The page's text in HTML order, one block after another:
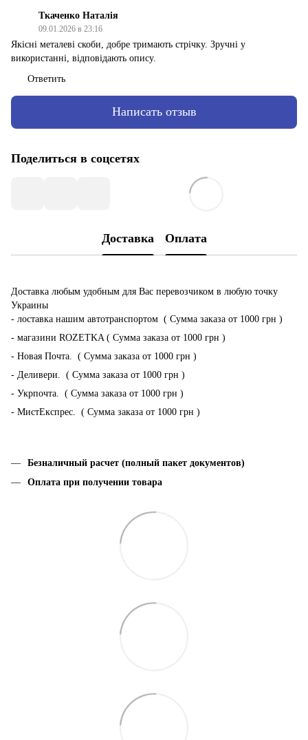
Ткаченко Наталія
09.01.2026 в 23:16
Якісні металеві скоби, добре тримають стрічку. Зручні у
використанні, відповідають опису.
Ответить
Написать отзыв
Поделиться в соцсетях
Доставка Оплата
Доставка любым удобным для Вас перевозчиком в любую точку
Украины
- лоставка нашим автотранспортом ( Сумма заказа от 1000 грн )
- магазини ROZETKA ( Сумма заказа от 1000 грн )
- Новая Почта. ( Сумма заказа от 1000 грн )
- Деливери. ( Сумма заказа от 1000 грн )
- Укрпочта. ( Сумма заказа от 1000 грн )
- МистЕкспрес. ( Сумма заказа от 1000 грн )
Безналичный расчет (полный пакет документов)
Оплата при получении товара